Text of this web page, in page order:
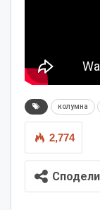
колумна
2,774
Сподели